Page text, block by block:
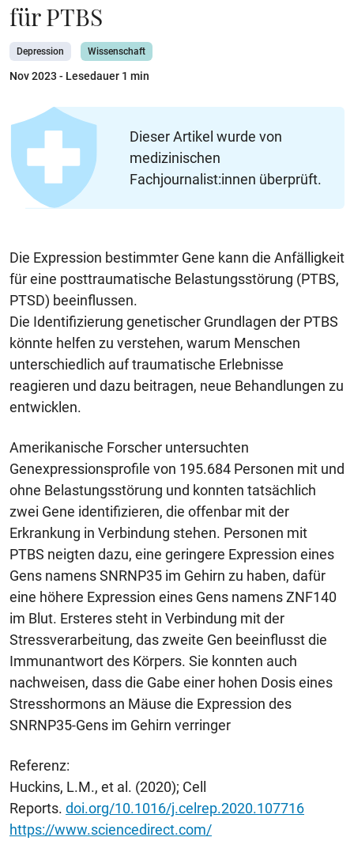
für PTBS
Depression Wissenschaft
Nov 2023 - Lesedauer 1 min
Dieser Artikel wurde von
medizinischen
Fachjournalist:innen überprüft.
Die Expression bestimmter Gene kann die Anfälligkeit
für eine posttraumatische Belastungsstörung (PTBS,
PTSD) beeinflussen.
Die Identifizierung genetischer Grundlagen der PTBS
könnte helfen zu verstehen, warum Menschen
unterschiedlich auf traumatische Erlebnisse
reagieren und dazu beitragen, neue Behandlungen zu
entwicklen.
Amerikanische Forscher untersuchten
Genexpressionsprofile von 195.684 Personen mit und
ohne Belastungsstörung und konnten tatsächlich
zwei Gene identifizieren, die offenbar mit der
Erkrankung in Verbindung stehen. Personen mit
PTBS neigten dazu, eine geringere Expression eines
Gens namens SNRNP35 im Gehirn zu haben, dafür
eine höhere Expression eines Gens namens ZNF140
im Blut. Ersteres steht in Verbindung mit der
Stressverarbeitung, das zweite Gen beeinflusst die
Immunantwort des Körpers. Sie konnten auch
nachweisen, dass die Gabe einer hohen Dosis eines
Stresshormons an Mäuse die Expression des
SNRNP35-Gens im Gehirn verringer
Referenz:
Huckins, L.M., et al. (2020); Cell
Reports. doi.org/10.1016/j.celrep.2020.107716
https://www.sciencedirect.com/